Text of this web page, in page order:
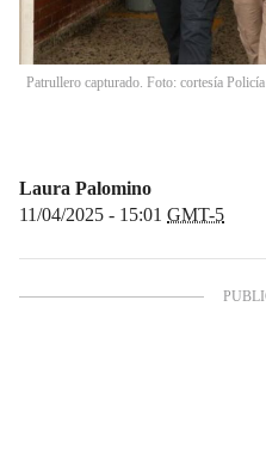
Patrullero capturado. Foto: cortesía Policía
Laura Palomino
11/04/2025 - 15:01 GMT-5